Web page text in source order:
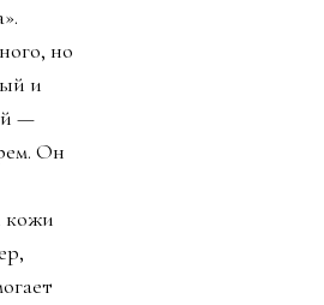
но
и
—
Он
кожи